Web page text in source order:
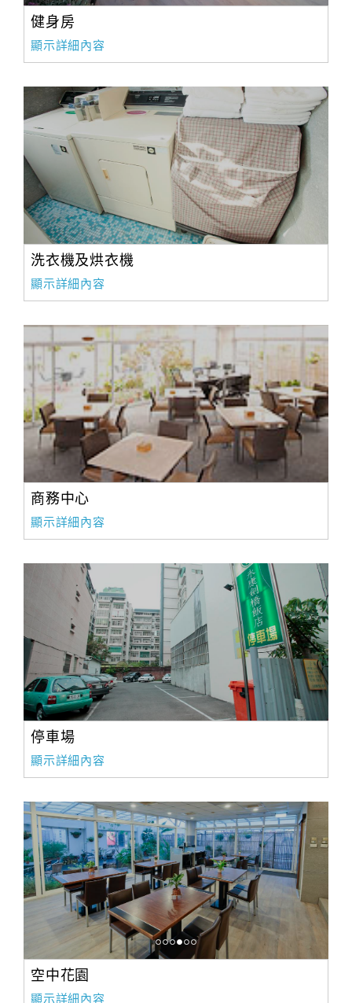
健身房
顯示詳細內容
洗衣機及烘衣機
顯示詳細內容
商務中心
顯示詳細內容
停車場
顯示詳細內容
空中花園
顯示詳細內容